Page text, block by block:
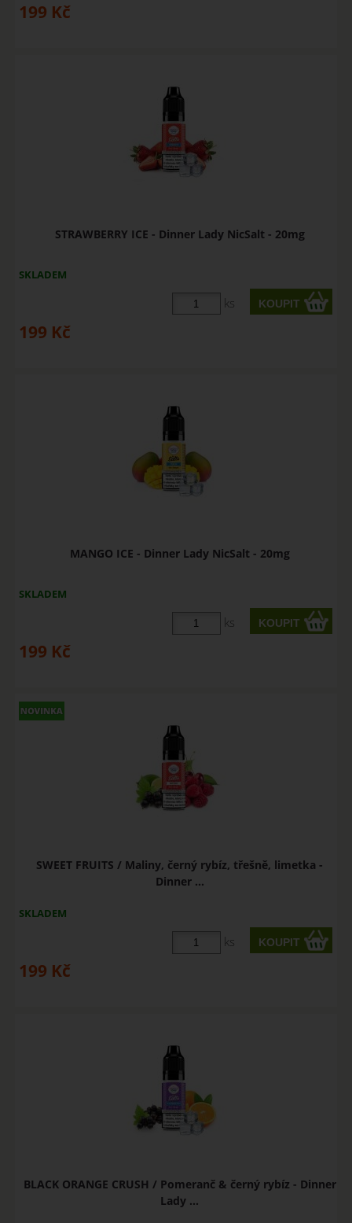
199 Kč
STRAWBERRY ICE - Dinner Lady NicSalt - 20mg
SKLADEM
ks
199 Kč
MANGO ICE - Dinner Lady NicSalt - 20mg
SKLADEM
ks
199 Kč
SWEET FRUITS / Maliny, černý rybíz, třešně, limetka -
Dinner ...
SKLADEM
ks
199 Kč
BLACK ORANGE CRUSH / Pomeranč & černý rybíz - Dinner
Lady ...